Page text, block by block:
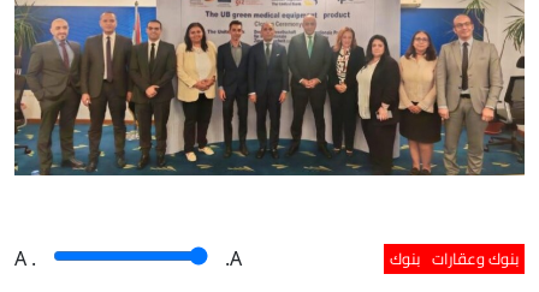
بنوك وعقارات بنوك A . .A